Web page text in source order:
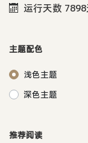
运行天数
主题配色
浅色主题
深色主题
推荐阅读